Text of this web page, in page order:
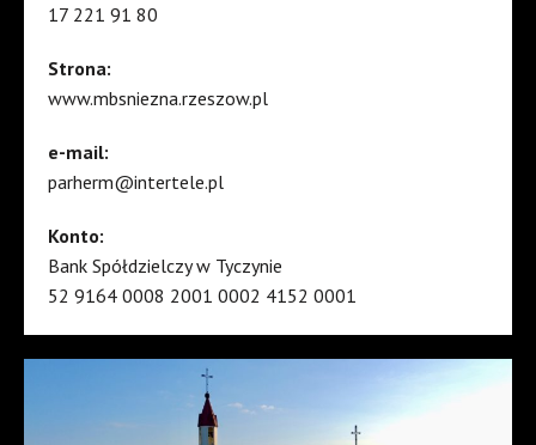
17 221 91 80
Strona:
www.mbsniezna.rzeszow.pl
e-mail:
parherm@intertele.pl
Konto:
Bank Spółdzielczy w Tyczynie
52 9164 0008 2001 0002 4152 0001